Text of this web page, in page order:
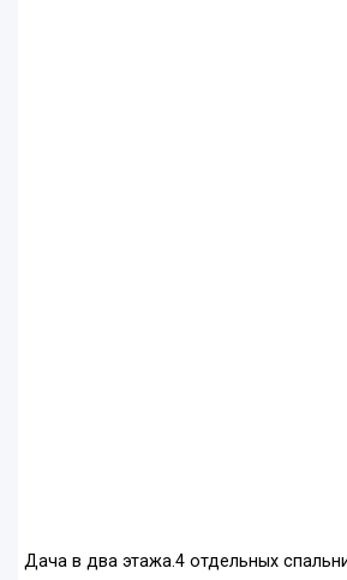
Дача в два этажа.4 отдельных